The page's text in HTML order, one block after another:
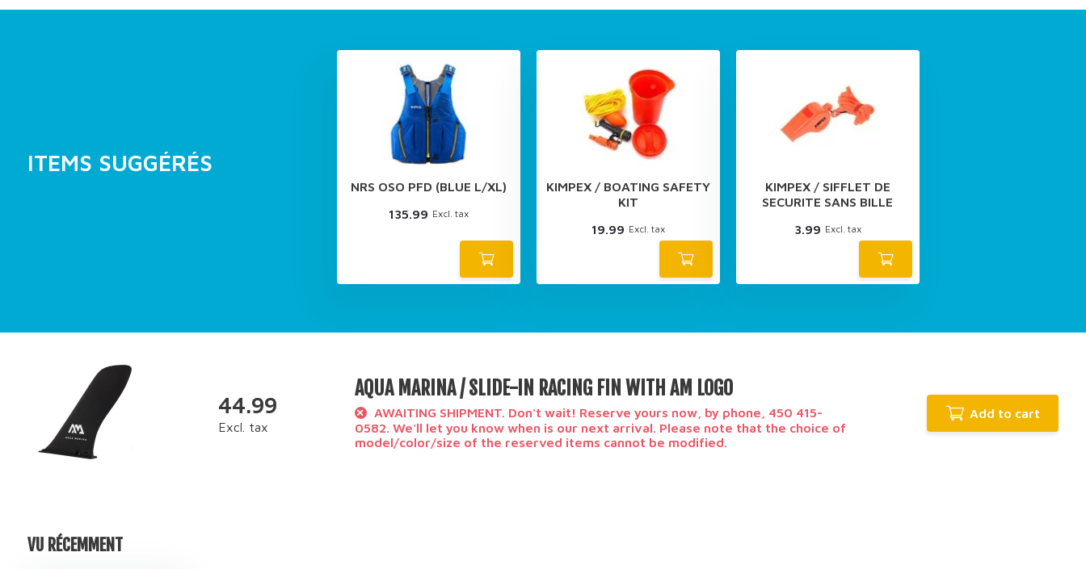
ITEMS SUGGÉRÉS
NRS OSO PFD (BLUE L/XL)
135.99 Excl. tax
KIMPEX / BOATING SAFETY
KIT
19.99 Excl. tax
KIMPEX / SIFFLET DE
SECURITE SANS BILLE
3.99 Excl. tax
44.99
Excl. tax
AQUA MARINA / SLIDE-IN RACING FIN WITH AM LOGO
AWAITING SHIPMENT. Don't wait! Reserve yours now, by phone, 450 415-
0582. We'll let you know when is our next arrival. Please note that the choice of
model/color/size of the reserved items cannot be modified.
Add to cart
VU RÉCEMMENT